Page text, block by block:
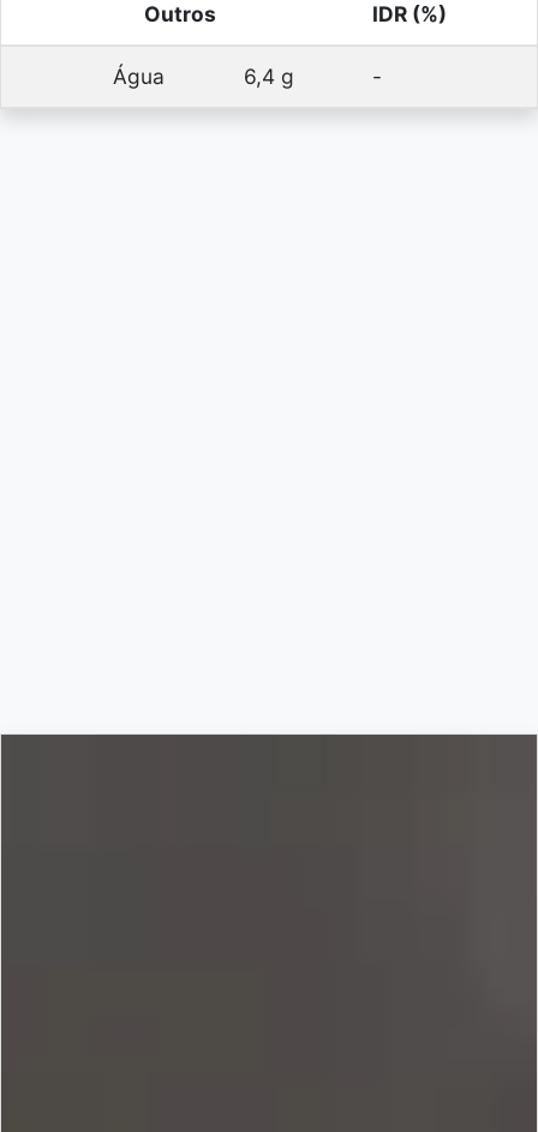
Outros IDR (%)
Água 6,4 g -